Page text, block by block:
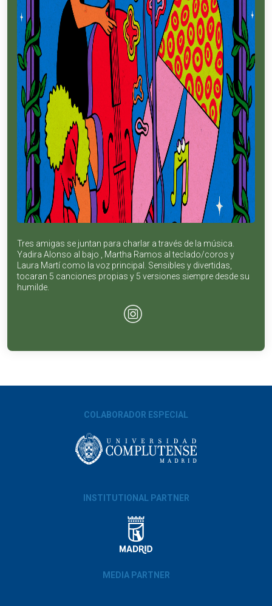
Tres amigas se juntan para charlar a través de la música.
Yadira Alonso al bajo , Martha Ramos al teclado/coros y
Laura Martí como la voz principal. Sensibles y divertidas,
tocaran 5 canciones propias y 5 versiones siempre desde su
humilde.
COLABORADOR ESPECIAL
INSTITUTIONAL PARTNER
MEDIA PARTNER